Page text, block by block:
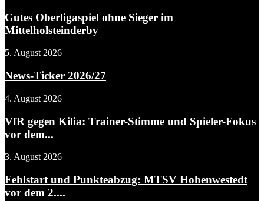
Gutes Oberligaspiel ohne Sieger im
Mittelholsteinderby
5. August 2026
News-Ticker 2026/27
4. August 2026
VfR gegen Kilia: Trainer-Stimme und Spieler-Fokus
vor dem...
3. August 2026
Fehlstart und Punkteabzug: MTSV Hohenwestedt
vor dem 2....